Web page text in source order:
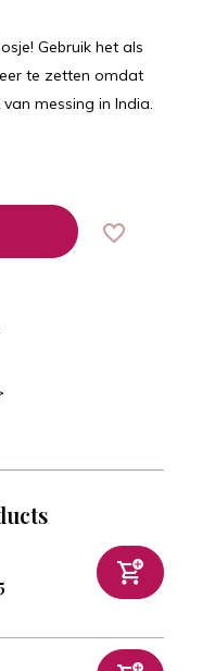
Gebruik het als
te zetten omdat
messing in India.